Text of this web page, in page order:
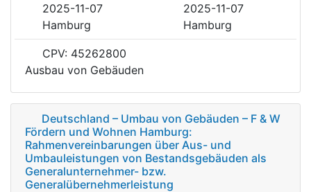
2025-11-07
2025-11-07
Hamburg
Hamburg
CPV: 45262800
Ausbau von Gebäuden
Deutschland – Umbau von Gebäuden – F & W
Fördern und Wohnen Hamburg:
Rahmenvereinbarungen über Aus- und
Umbauleistungen von Bestandsgebäuden als
Generalunternehmer- bzw.
Generalübernehmerleistung